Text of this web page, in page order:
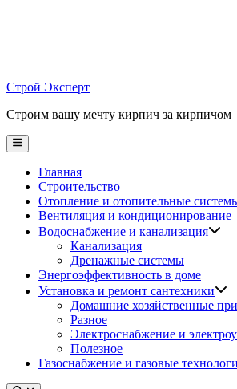
Строй Эксперт
Строим вашу мечту кирпич за кирпичом
Main
Menu
Главная
Строительство
Отопление и отопительные
Вентиляция и кондиционирование
Водоснабжение и канализация
Канализация
Дренажные системы
Энергоэффективность в доме
Установка и ремонт сантехники
Домашние хозяйственные
Разное
Электроснабжение и
Полезное
Газоснабжение и газовые